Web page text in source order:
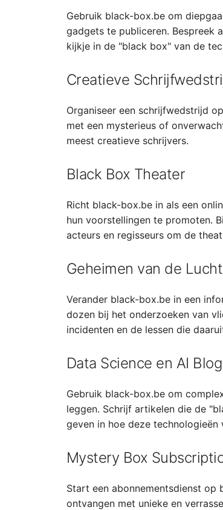
Gebruik black-box.be om
gadgets te publiceren. Bespreek
kijkje in de "black box" van de
Creatieve
Organiseer een schrijfwedstrijd
met een mysterieus of
meest creatieve schrijvers.
Black Box Theater
Richt black-box.be in als een
hun voorstellingen te promoten.
acteurs en regisseurs om de
Geheimen van de
Verander black-box.be in een
dozen bij het onderzoeken van
incidenten en de lessen die
Data Science en AI Blog
Gebruik black-box.be om
leggen. Schrijf artikelen die de
geven in hoe deze
Mystery Box
Start een abonnementsdienst op
ontvangen met unieke en